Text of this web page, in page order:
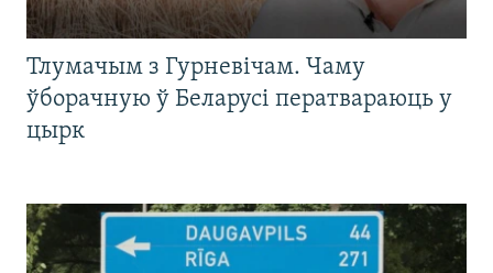
Тлумачым з Гурневічам. Чаму
ўборачную ў Беларусі ператвараюць у
цырк